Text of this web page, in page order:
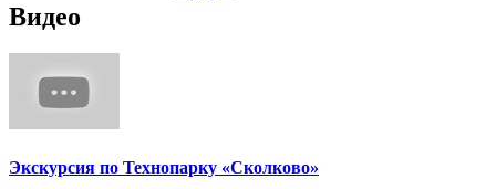
Видео
Экскурсия по Технопарку «Сколково»